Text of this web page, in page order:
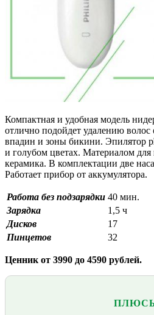
Компактная и удобная модель
отлично подойдет удалению
впадин и зоны бикини. Эпилятор
и голубом цветах. Материалом для
керамика. В комплектации две
Работает прибор от аккумулятора.
Работа без подзарядки 40 мин.
Зарядка
1,5 ч
Дисков
17
Пинцетов
32
Ценник от 3990 до 4590 рублей.